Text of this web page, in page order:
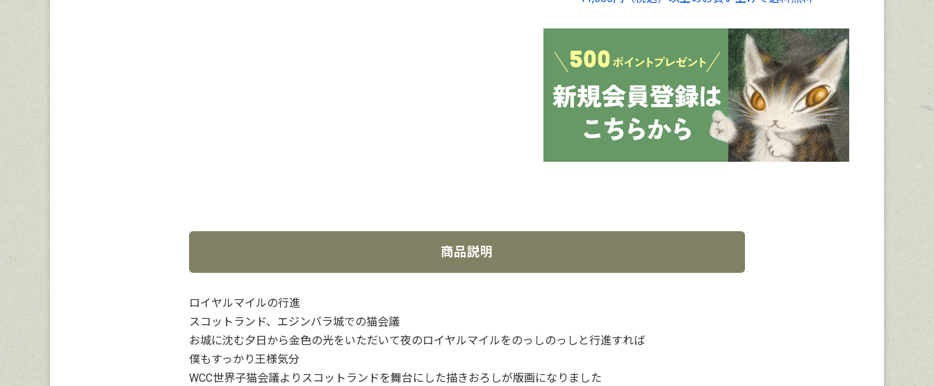
商品説明
ロイヤルマイルの行進
スコットランド、エジンバラ城での猫会議
お城に沈む夕日から金色の光をいただいて夜のロイヤルマイルをのっしのっしと行進すれば
僕もすっかり王様気分
WCC世界子猫会議よりスコットランドを舞台にした描きおろしが版画になりました